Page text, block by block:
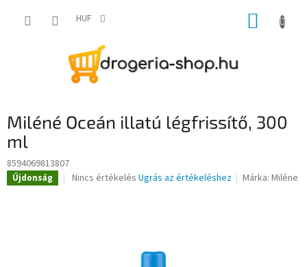
HUF KOSÁR
Miléné Oceán illatú légfrissítő, 300
ml
8594069813807
Újdonság
A
Nincs értékelés Ugrás az értékeléshez Márka:Miléne